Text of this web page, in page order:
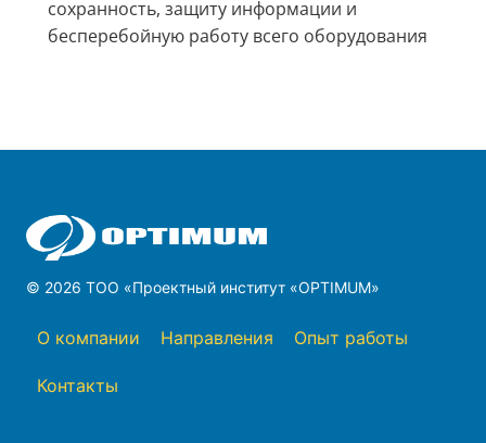
сохранность, защиту информации и
бесперебойную работу всего оборудования
© 2026 ТОО «Проектный институт «OPTIMUM»
О компании Направления Опыт работы
Контакты